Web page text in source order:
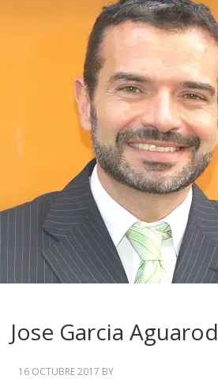
Jose Garcia Aguarod
16 OCTUBRE 2017 BY